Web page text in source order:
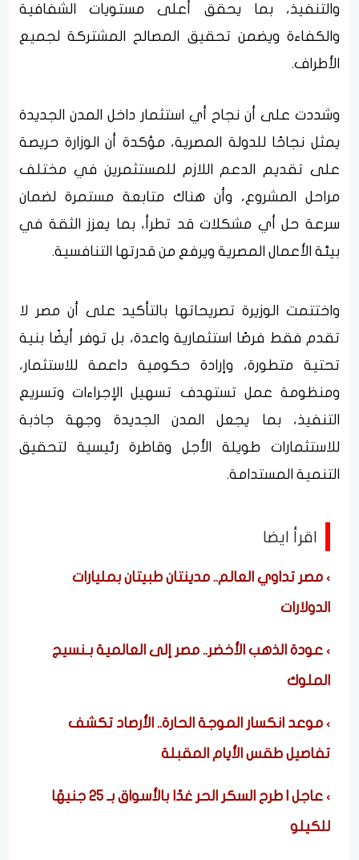
والتنفيذ، بما يحقق أعلى مستويات الشفافية
والكفاءة ويضمن تحقيق المصالح المشتركة لجميع
الأطراف.
وشددت على أن نجاح أي استثمار داخل المدن الجديدة
يمثل نجاحًا للدولة المصرية، مؤكدة أن الوزارة حريصة
على تقديم الدعم اللازم للمستثمرين في مختلف
مراحل المشروع، وأن هناك متابعة مستمرة لضمان
سرعة حل أي مشكلات قد تطرأ، بما يعزز الثقة في
بيئة الأعمال المصرية ويرفع من قدرتها التنافسية.
واختتمت الوزيرة تصريحاتها بالتأكيد على أن مصر لا
تقدم فقط فرصًا استثمارية واعدة، بل توفر أيضًا بنية
تحتية متطورة، وإرادة حكومية داعمة للاستثمار،
ومنظومة عمل تستهدف تسهيل الإجراءات وتسريع
التنفيذ، بما يجعل المدن الجديدة وجهة جاذبة
للاستثمارات طويلة الأجل وقاطرة رئيسية لتحقيق
التنمية المستدامة.
اقرأ ايضا
مصر تداوي العالم.. مدينتان طبيتان بمليارات
الدولارات
عودة الذهب الأخضر.. مصر إلى العالمية بـنسيج
الملوك
موعد انكسار الموجة الحارة.. الأرصاد تكشف
تفاصيل طقس الأيام المقبلة
عاجل | طرح السكر الحر غدًا بالأسواق بـ 25 جنيهًا
للكيلو